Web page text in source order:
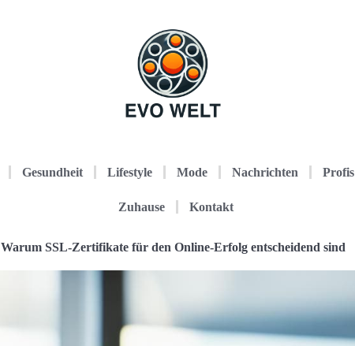
Gesundheit Lifestyle Mode Nachrichten Profis
Zuhause Kontakt
Warum SSL-Zertifikate für den Online-Erfolg entscheidend sind